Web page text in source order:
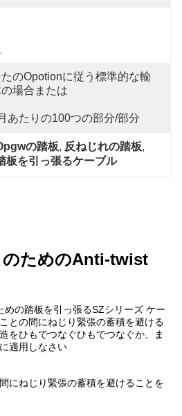
のopotionに従う標準的な輸
場合または
あたりの100つの部分/部分
の踏板, 反ねじれの踏板,
板を引っ張るケーブル
のためのAnti-twist
めの踏板を引っ張るSZシリーズ ケー
との間にねじり緊張の蓄積を避ける
をひもでつなぐひもでつなぐか、ま
適用しなさい
にねじり緊張の蓄積を避けることを